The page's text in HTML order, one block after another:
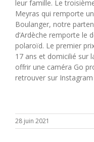
leur famille. Le
Meyras qui remporte
Boulanger, notre
d’Ardèche remporte le
polaroïd. Le premier
17 ans et domicilié sur
offrir une caméra Go
retrouver sur
28 juin 2021